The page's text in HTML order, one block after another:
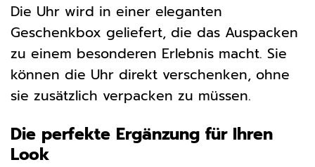
Die Uhr wird in einer eleganten
Geschenkbox geliefert, die das Auspacken
zu einem besonderen Erlebnis macht. Sie
können die Uhr direkt verschenken, ohne
sie zusätzlich verpacken zu müssen.
Die perfekte Ergänzung für Ihren
Look